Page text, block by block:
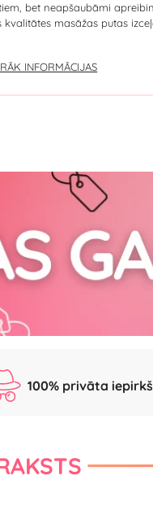
bet neapšaubāmi
kvalitātes masāžas putas
INFORMĀCIJAS
100% privāta